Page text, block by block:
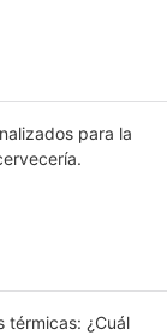
para la
térmicas: ¿Cuál